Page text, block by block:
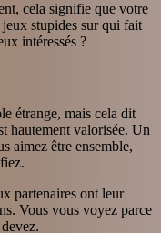
cela signifie que votre
stupides sur qui fait
intéressés ?
étrange, mais cela dit
hautement valorisée. Un
aimez être ensemble,
partenaires ont leur
Vous vous voyez parce